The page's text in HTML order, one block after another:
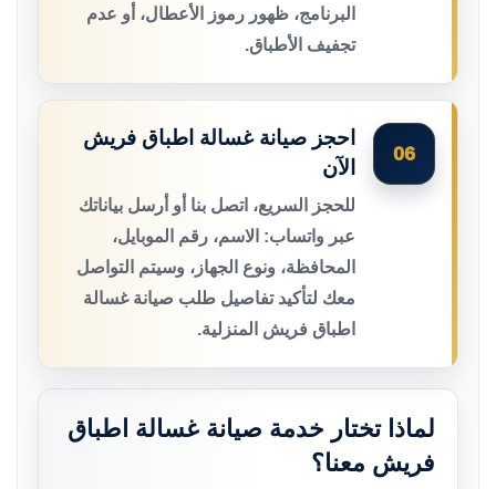
البرنامج، ظهور رموز الأعطال، أو عدم
تجفيف الأطباق.
06
احجز صيانة غسالة اطباق فريش
الآن
للحجز السريع، اتصل بنا أو أرسل بياناتك
عبر واتساب: الاسم، رقم الموبايل،
المحافظة، ونوع الجهاز، وسيتم التواصل
معك لتأكيد تفاصيل طلب صيانة غسالة
اطباق فريش المنزلية.
لماذا تختار خدمة صيانة غسالة اطباق
فريش معنا؟